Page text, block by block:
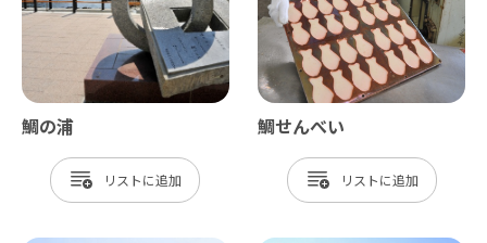
鯛の浦
リスト
鯛せんべい
リスト